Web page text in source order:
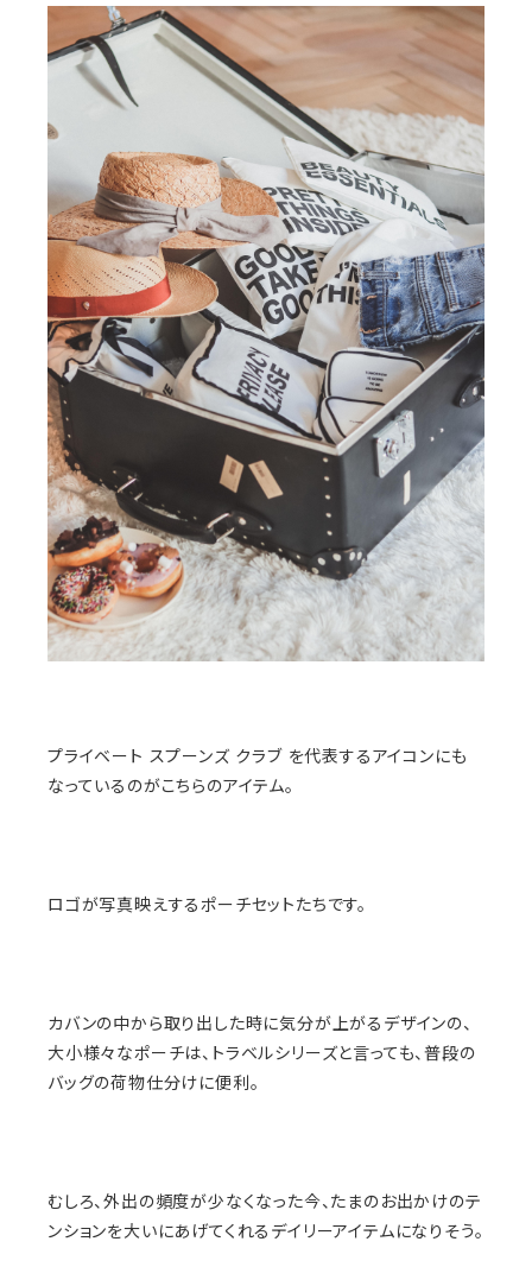
プライベート スプーンズ クラブ を代表するアイコンにも
なっているのがこちらのアイテム。
ロゴが写真映えするポーチセットたちです。
カバンの中から取り出した時に気分が上がるデザインの、
大小様々なポーチは、トラベルシリーズと言っても、普段の
バッグの荷物仕分けに便利。
むしろ、外出の頻度が少なくなった今、たまのお出かけのテ
ンションを大いにあげてくれるデイリーアイテムになりそう。